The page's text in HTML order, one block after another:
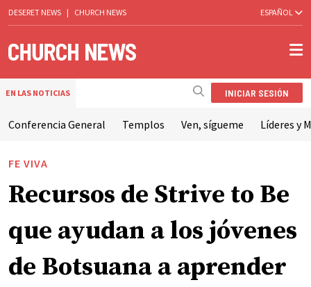
DESERET NEWS | CHURCH NEWS ESPAÑOL
EN LAS NOTICIAS INICIAR SESIÓN
Conferencia General Templos Ven, sígueme Líderes y
FE VIVA
Recursos de Strive to Be
que ayudan a los jóvenes
de Botsuana a aprender